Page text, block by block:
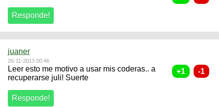
juaner
26-11-2013 00:46
Leer esto me motivo a usar mis coderas.. a
recuperarse juli! Suerte